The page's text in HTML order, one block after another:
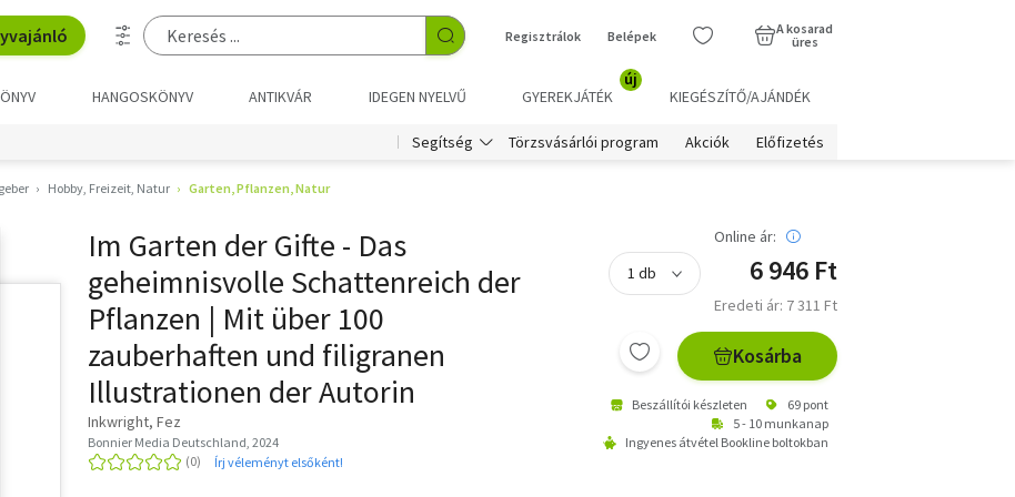
Regisztrálok Belépek
A kosarad
üres
HANGOSKÖNYV ANTIKVÁR IDEGEN NYELVŰ GYEREKJÁTÉK
új
KIEGÉSZÍTŐ/AJÁNDÉK
Segítség Törzsvásárlói program Akciók Előfizetés
Hobby, Freizeit, Natur Garten, Pflanzen, Natur
Im Garten der Gifte - Das
geheimnisvolle Schattenreich der
Pflanzen | Mit über 100
zauberhaften und filigranen
Illustrationen der Autorin
Inkwright, Fez
Bonnier Media Deutschland, 2024
Írj véleményt elsőként!
Online ár:
6 946 Ft
Eredeti ár: 7 311 Ft
Kosárba
Beszállítói készleten
69 pont
5 - 10 munkanap
Ingyenes átvétel Bookline boltokban